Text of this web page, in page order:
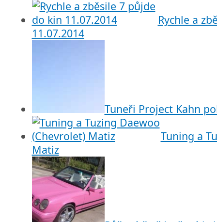
Rychle a
11.07.2014
Tuneři Project Kahn
Tuning a
Matiz